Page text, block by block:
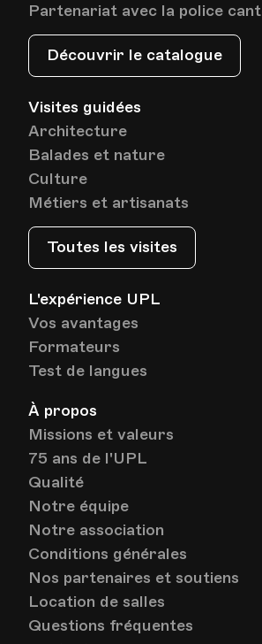
Partenariat avec la police
Découvrir le catalogue
Visites guidées
Architecture
Balades et nature
Culture
Métiers et artisanats
Toutes les visites
L'expérience UPL
Vos avantages
Formateurs
Test de langues
À propos
Missions et valeurs
75 ans de l'UPL
Qualité
Notre équipe
Notre association
Conditions générales
Nos partenaires et soutiens
Location de salles
Questions fréquentes